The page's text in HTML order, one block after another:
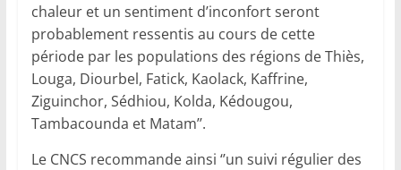
chaleur et un sentiment d’inconfort seront
probablement ressentis au cours de cette
période par les populations des régions de Thiès,
Louga, Diourbel, Fatick, Kaolack, Kaffrine,
Ziguinchor, Sédhiou, Kolda, Kédougou,
Tambacounda et Matam’’.
Le CNCS recommande ainsi ‘’un suivi régulier des